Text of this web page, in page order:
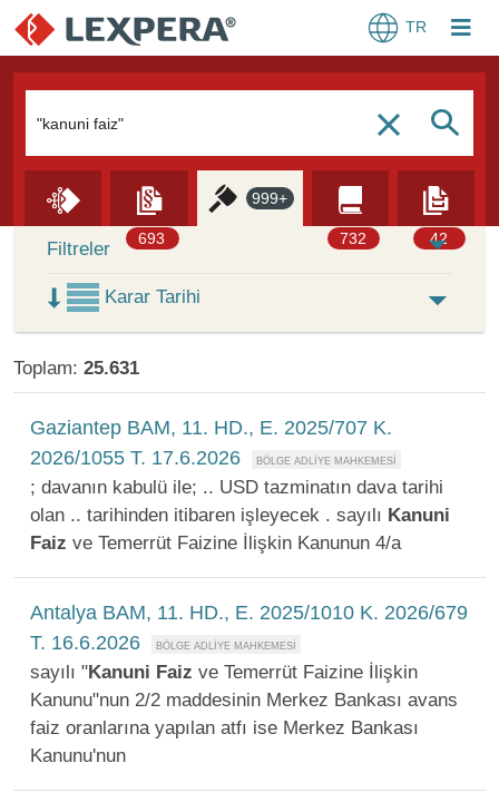
TR
c S
693
999+
732 42
Skip to Search Results
Filtreler
Karar Tarihi
Toplam: 25.631
Gaziantep BAM, 11. HD., E. 2025/707 K.
2026/1055 T. 17.6.2026
; davanın kabulü ile; .. USD tazminatın dava tarihi
olan .. tarihinden itibaren işleyecek . sayılı Kanuni
Faiz ve Temerrüt Faizine İlişkin Kanunun 4/a
Antalya BAM, 11. HD., E. 2025/1010 K. 2026/679
T. 16.6.2026
sayılı "Kanuni Faiz ve Temerrüt Faizine İlişkin
Kanunu"nun 2/2 maddesinin Merkez Bankası avans
faiz oranlarına yapılan atfı ise Merkez Bankası
Kanunu'nun